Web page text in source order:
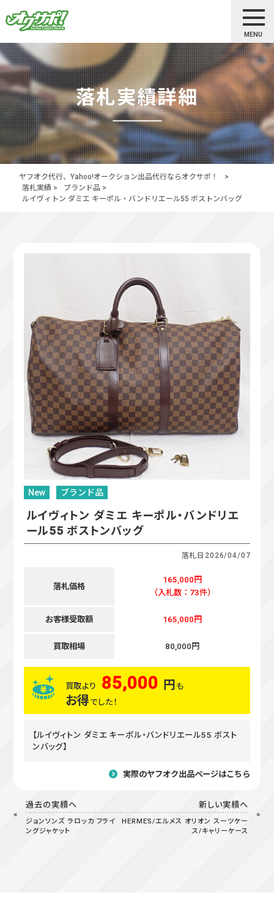
MENU
落札実績詳細
ヤフオク代行、Yahoo!オークション出品代行ならオクサポ！
>
落札実績 > ブランド品 >
ルイヴィトン ダミエ キーポル・バンドリエール55 ボストンバッグ
New ブランド品
ルイヴィトン ダミエ キーポル・バンドリエ
ール55 ボストンバッグ
落札日 2026/04/07
落札価格
165,000円
（入札数：73件）
お客様受取額 165,000円
買取相場 80,000円
買取より 85,000 円 も
お得 でした！
【ルイヴィトン ダミエ キーポル・バンドリエール55 ボスト
ンバッグ】
実際のヤフオク出品ページはこちら
過去の実績へ
ジョンソンズ ラロッカ フライ
ングジャケット
新しい実績へ
HERMES/エルメス オリオン スーツケー
ス/キャリーケース